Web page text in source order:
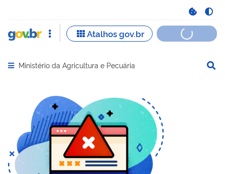
Abrir menu principal de navegação
Ministério da Agricultura e Pecuária